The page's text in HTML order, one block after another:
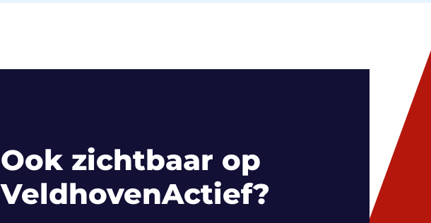
Ook zichtbaar op
VeldhovenActief?